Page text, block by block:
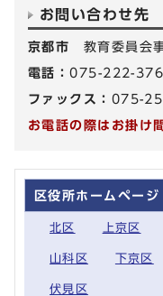
お問い合わせ先
京都市 教育委員会
電話：075-222-
ファックス： 075-
お電話の際はお掛け
区役所ホームページ
北区 上京区
山科区 下京区
伏見区